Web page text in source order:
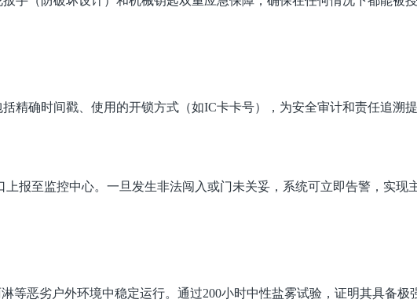
精确时间戳、使用的开锁方式（如IC卡卡号），为安全审计和责任追溯
报至监控中心。一旦发生非法闯入或门未关妥，系统可立即告警，实现
等恶劣户外环境中稳定运行。通过200小时中性盐雾试验，证明其具备极